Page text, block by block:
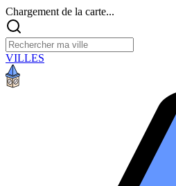
Chargement de la carte...
VILLES